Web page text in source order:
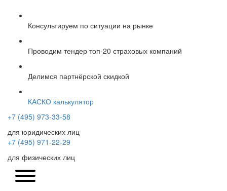
Консультируем по ситуации на рынке
Проводим тендер топ-20 страховых компаний
Делимся партнёрской скидкой
КАСКО калькулятор
+7 (495) 973-33-58
для юридических лиц
+7 (495) 971-22-29
для физических лиц